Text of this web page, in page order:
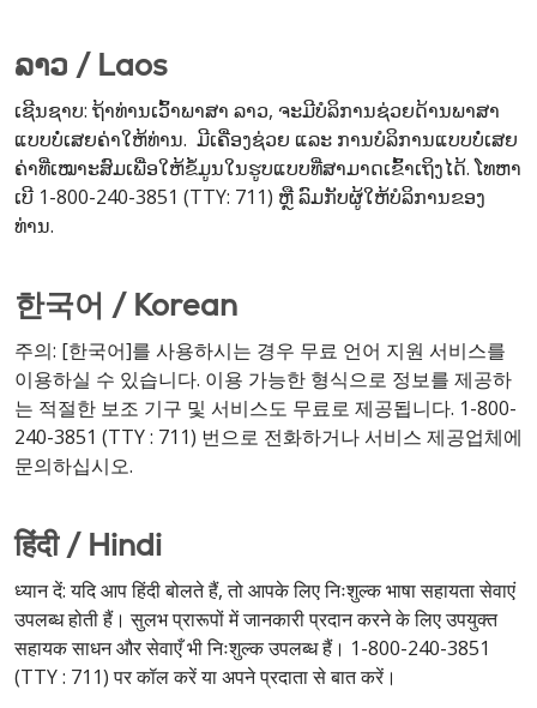
ລາວ / Laos
ເຊີນຊາບ: ຖ້າທ່ານເວົ້າພາສາ ລາວ, ຈະມີບໍລິການຊ່ວຍດ້ານພາສາ
ແບບບໍ່ເສຍຄ່າໃຫ້ທ່ານ. ມີເຄື່ອງຊ່ວຍ ແລະ ການບໍລິການແບບບໍ່ເສຍ
ຄ່າທີ່ເໝາະສົມເພື່ອໃຫ້ຂໍ້ມູນໃນຮູບແບບທີ່ສາມາດເຂົ້າເຖິງໄດ້. ໂທຫາ
ເບີ 1-800-240-3851 (TTY: 711) ຫຼື ລົມກັບຜູ້ໃຫ້ບໍລິການຂອງ
ທ່ານ.
한국어 / Korean
주의: [한국어]를 사용하시는 경우 무료 언어 지원 서비스를
이용하실 수 있습니다. 이용 가능한 형식으로 정보를 제공하
는 적절한 보조 기구 및 서비스도 무료로 제공됩니다. 1-800-
240-3851 (TTY : 711) 번으로 전화하거나 서비스 제공업체에
문의하십시오.
हिंदी / Hindi
ध्यान दें: यदि आप हिंदी बोलते हैं, तो आपके लिए निःशुल्क भाषा सहायता सेवाएं
उपलब्ध होती हैं। सुलभ प्रारूपों में जानकारी प्रदान करने के लिए उपयुक्त
सहायक साधन और सेवाएँ भी निःशुल्क उपलब्ध हैं। 1-800-240-3851
(TTY : 711) पर कॉल करें या अपने प्रदाता से बात करें।